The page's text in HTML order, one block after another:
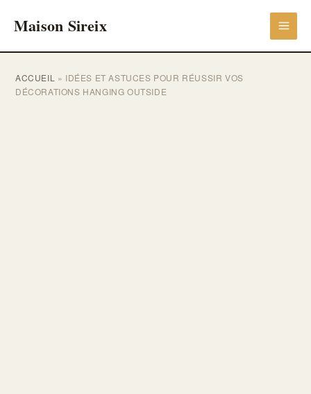
Maison Sireix
ACCUEIL » IDÉES ET ASTUCES POUR RÉUSSIR VOS
DÉCORATIONS HANGING OUTSIDE